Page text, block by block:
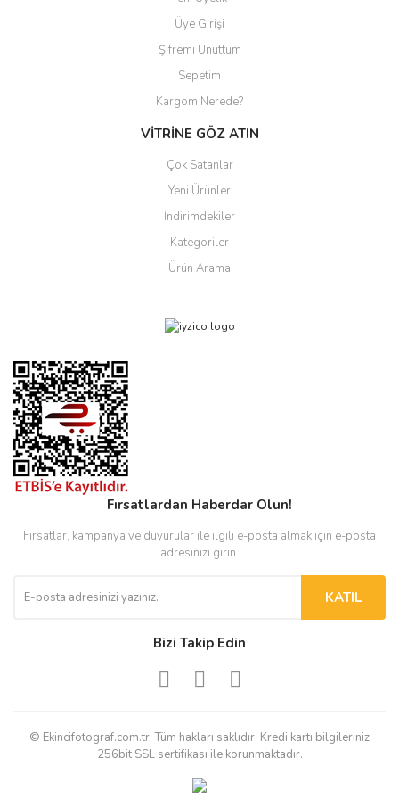
Üye Girişi
Şifremi Unuttum
Sepetim
Kargom Nerede?
VİTRİNE GÖZ ATIN
Çok Satanlar
Yeni Ürünler
İndirimdekiler
Kategoriler
Ürün Arama
Fırsatlardan Haberdar Olun!
Fırsatlar, kampanya ve duyurular ile ilgili e-posta almak için e-posta
adresinizi girin.
KATIL
Bizi Takip Edin
© Ekincifotograf.com.tr. Tüm hakları saklıdır. Kredi kartı bilgileriniz
256bit SSL sertifikası ile korunmaktadır.